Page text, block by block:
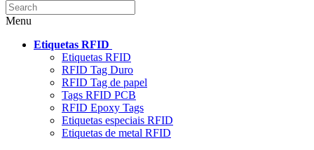
Menu
Etiquetas RFID
Etiquetas RFID
RFID Tag Duro
RFID Tag de papel
Tags RFID PCB
RFID Epoxy Tags
Etiquetas especiais RFID
Etiquetas de metal RFID